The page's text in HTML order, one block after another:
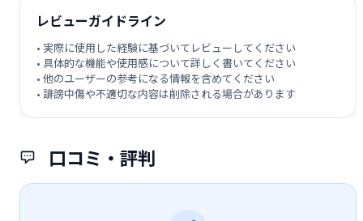
口コミ・評判
レビューガイドライン
• 実際に使用した経験に基づいてレビューしてください
• 具体的な機能や使用感について詳しく書いてください
• 他のユーザーの参考になる情報を含めてください
• 誹謗中傷や不適切な内容は削除される場合があります